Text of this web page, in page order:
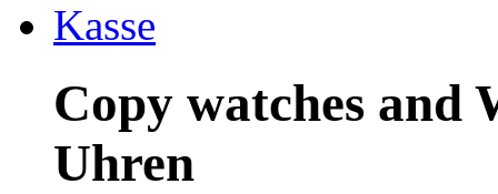
Kasse
Copy watches and
Uhren